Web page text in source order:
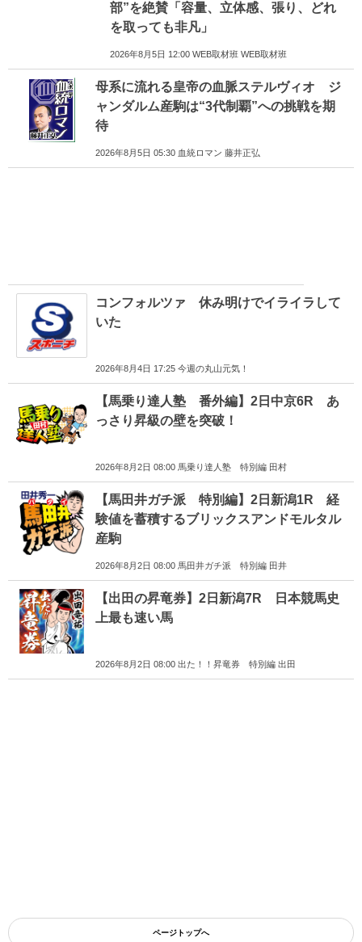
部”を絶賛「容量、立体感、張り、どれ
を取っても非凡」
2026年8月5日 12:00 WEB取材班 WEB取材班
母系に流れる皇帝の血脈ステルヴィオ ジ
ャンダルム産駒は“3代制覇”への挑戦を期
待
2026年8月5日 05:30 血統ロマン 藤井正弘
コンフォルツァ 休み明けでイライラして
いた
2026年8月4日 17:25 今週の丸山元気！
【馬乗り達人塾 番外編】2日中京6R あ
っさり昇級の壁を突破！
2026年8月2日 08:00 馬乗り達人塾 特別編 田村
【馬田井ガチ派 特別編】2日新潟1R 経
験値を蓄積するブリックスアンドモルタル
産駒
2026年8月2日 08:00 馬田井ガチ派 特別編 田井
【出田の昇竜券】2日新潟7R 日本競馬史
上最も速い馬
2026年8月2日 08:00 出た！！昇竜券 特別編 出田
ページトップへ